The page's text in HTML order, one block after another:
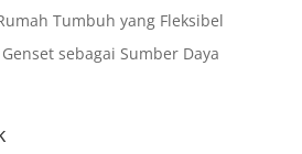
Tumbuh yang Fleksibel
sebagai Sumber Daya